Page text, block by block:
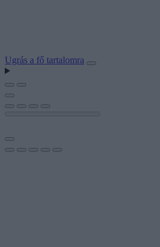
Ugrás a fő tartalomra